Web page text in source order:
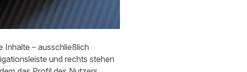
Inhalte – ausschließlich
und rechts stehen